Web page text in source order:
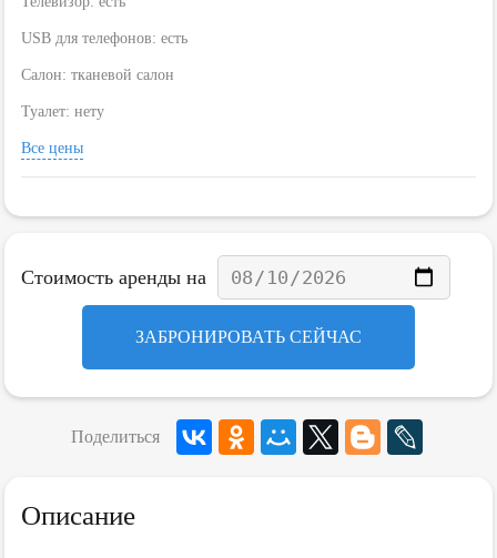
USB для телефонов: есть
Салон: тканевой салон
Туалет: нету
Все цены
Стоимость аренды на
ЗАБРОНИРОВАТЬ СЕЙЧАС
Поделиться
Описание